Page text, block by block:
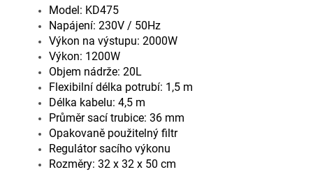
Model: KD475
Napájení: 230V / 50Hz
Výkon na výstupu: 2000W
Výkon: 1200W
Objem nádrže: 20L
Flexibilní délka potrubí: 1,5 m
Délka kabelu: 4,5 m
Průměr sací trubice: 36 mm
Opakovaně použitelný filtr
Regulátor sacího výkonu
Rozměry: 32 x 32 x 50 cm